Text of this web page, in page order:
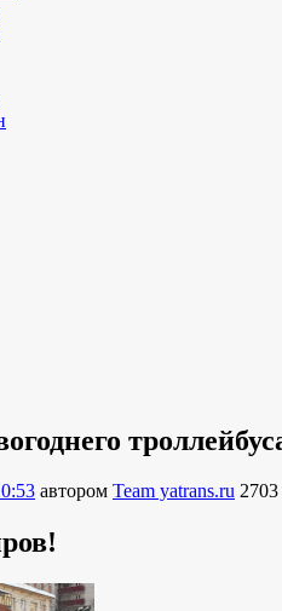
автором Team yatrans.ru 2703